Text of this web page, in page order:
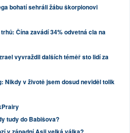
bohatí sehráli žábu škorpionovi
Čína zavádí 34% odvetná cla na
vyvraždil dalších téměř sto lidí za
Nikdy v životě jsem dosud neviděl tolik
tudy do Babišova?